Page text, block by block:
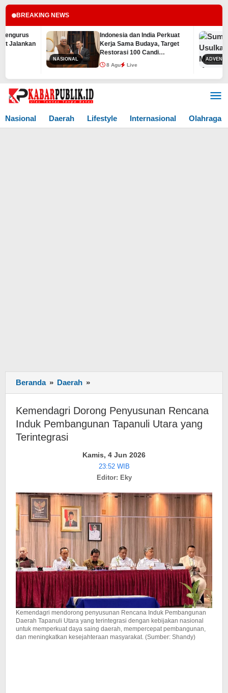
BREAKING NEWS
Indonesia dan India Perkuat
Kerja Sama Budaya, Target
Restorasi 100 Candi
Prambanan Rampung
Sebelum 2029
8 Agu Live
ADVENTORIAL
8
Lewati
Nasional
Daerah Lifestyle Internasional Olahraga
Beranda » Daerah »
Dorong
Rencana
Induk
Utara
Terintegrasi
Kemendagri Dorong Penyusunan Rencana
Induk Pembangunan Tapanuli Utara yang
Terintegrasi
Kamis, 4 Jun 2026
23:52 WIB
Editor: Eky
Kemendagri mendorong penyusunan Rencana Induk Pembangunan
Daerah Tapanuli Utara yang terintegrasi dengan kebijakan nasional
untuk memperkuat daya saing daerah, mempercepat pembangunan,
dan meningkatkan kesejahteraan masyarakat. (Sumber: Shandy)